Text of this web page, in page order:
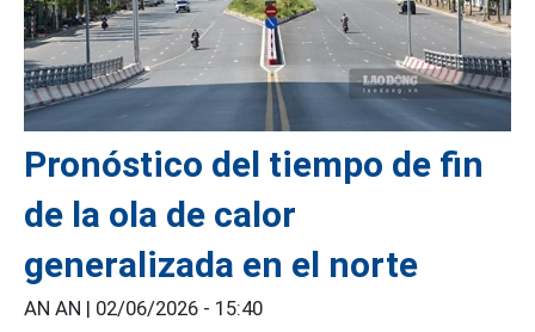
Pronóstico del tiempo de fin
de la ola de calor
generalizada en el norte
AN AN | 02/06/2026 - 15:40